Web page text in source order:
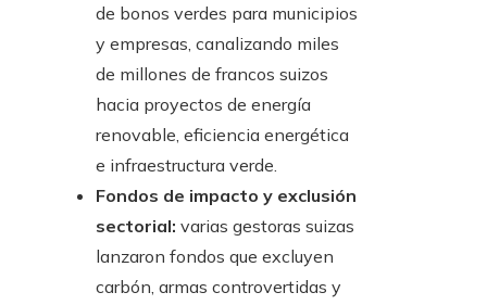
de bonos verdes para municipios
y empresas, canalizando miles
de millones de francos suizos
hacia proyectos de energía
renovable, eficiencia energética
e infraestructura verde.
Fondos de impacto y exclusión
sectorial: varias gestoras suizas
lanzaron fondos que excluyen
carbón, armas controvertidas y